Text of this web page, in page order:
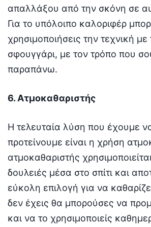
απαλλάξου από την σκόνη σε
Για το υπόλοιπο καλοριφέρ
χρησιμοποιήσεις την τεχνική με
σφουγγάρι, με τον τρόπο που
παραπάνω.
6. Ατμοκαθαριστής
Η τελευταία λύση που έχουμε
προτείνουμε είναι η χρήση
ατμοκαθαριστής
δουλειές μέσα στο σπίτι και
εύκολη επιλογή για να
δεν έχεις θα μπορούσες να
και να το χρησιμοποιείς